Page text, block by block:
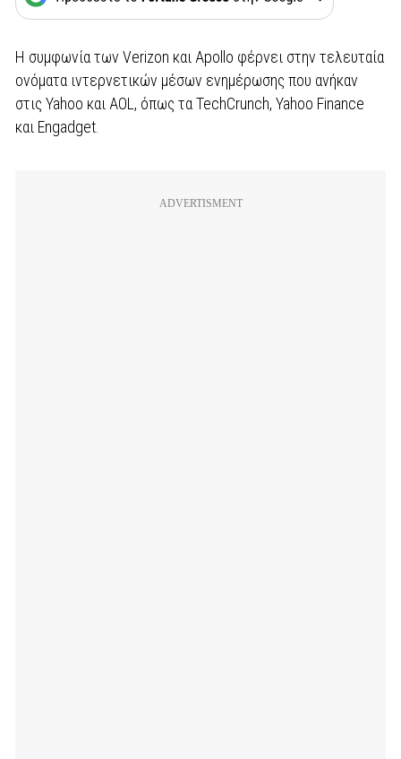
Η συμφωνία των Verizon και Apollo φέρνει στην τελευταία
ονόματα ιντερνετικών μέσων ενημέρωσης που ανήκαν
στις Yahoo και AOL, όπως τα TechCrunch, Yahoo Finance
και Engadget.